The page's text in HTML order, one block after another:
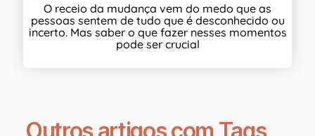
O receio da mudança vem do medo que as
pessoas sentem de tudo que é desconhecido ou
incerto. Mas saber o que fazer nesses momentos
pode ser crucial